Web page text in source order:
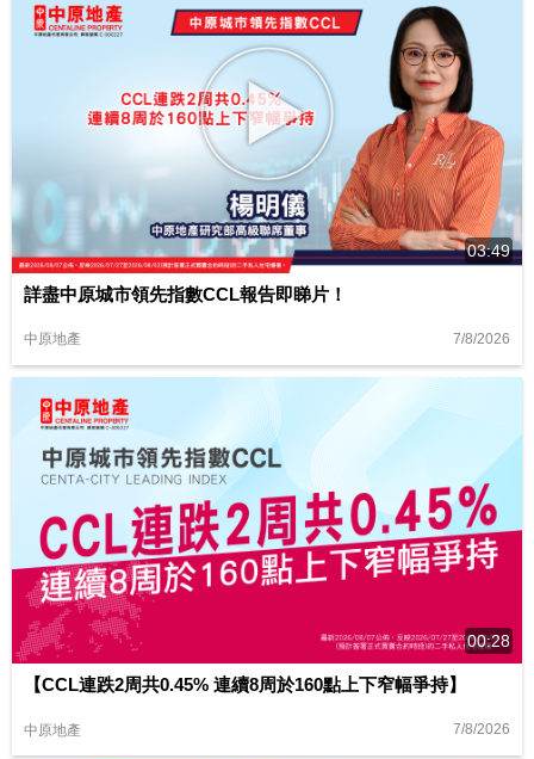
03:49
詳盡中原城市領先指數CCL報告即睇片！
中原地產 7/8/2026
00:28
【CCL連跌2周共0.45% 連續8周於160點上下窄幅爭持】
中原地產 7/8/2026